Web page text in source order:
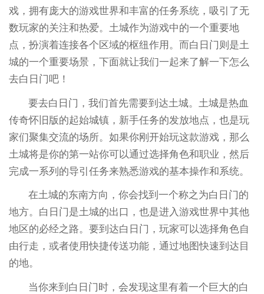
戏，拥有庞大的游戏世界和丰富的任务系统，吸引了无
数玩家的关注和热爱。土城作为游戏中的一个重要地
点，扮演着连接各个区域的枢纽作用。而白日门则是土
城的一个重要场景，下面就让我们一起来了解一下怎么
去白日门吧！
要去白日门，我们首先需要到达土城。土城是热血
传奇怀旧版的起始城镇，新手任务的发放地点，也是玩
家们聚集交流的场所。如果你刚开始玩这款游戏，那么
土城将是你的第一站你可以通过选择角色和职业，然后
完成一系列的导引任务来熟悉游戏的基本操作和系统。
在土城的东南方向，你会找到一个称之为白日门的
地方。白日门是土城的出口，也是进入游戏世界中其他
地区的必经之路。要到达白日门，玩家可以选择角色自
由行走，或者使用快捷传送功能，通过地图快速到达目
的地。
当你来到白日门时，会发现这里有着一个巨大的白